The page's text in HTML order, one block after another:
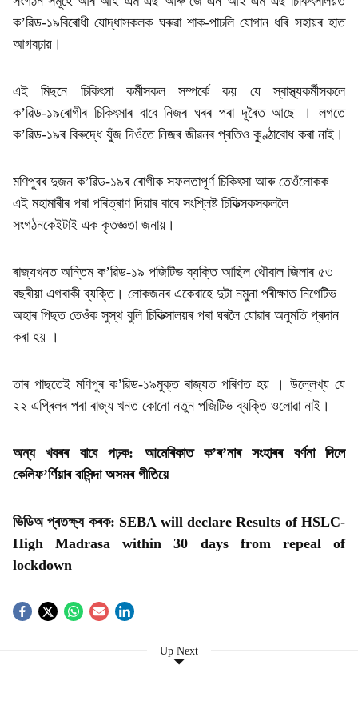
ক’ৱিড-১৯বিৰোধী যোদ্ধাসকলক ঘৰুৱা শাক-পাচলি যোগান ধৰি সহায়ৰ হাত
আগবঢ়ায়।
এই মিছনে চিকিৎসা কৰ্মীসকল সম্পৰ্কে কয় যে স্বাস্থ্যকৰ্মীসকলে
ক’ৱিড-১৯ৰোগীৰ চিকিৎসাৰ বাবে নিজৰ ঘৰৰ পৰা দূৰৈত আছে । লগতে
ক’ৱিড-১৯ৰ বিৰুদ্ধে যুঁজ দিওঁতে নিজৰ জীৱনৰ প্ৰতিও কুণ্ঠাবোধ কৰা নাই।
মণিপুৰৰ দুজন ক’ৱিড-১৯ৰ ৰোগীক সফলতাপূৰ্ণ চিকিৎসা আৰু তেওঁলোকক
এই মহামাৰীৰ পৰা পৰিত্ৰাণ দিয়াৰ বাবে সংশ্লিষ্ট চিকিত্সকসকললৈ
সংগঠনকেইটাই এক কৃতজ্ঞতা জনায়।
ৰাজ্যখনত অন্তিম ক’ৱিড-১৯ পজিটিভ ব্যক্তি আছিল থৌবাল জিলাৰ ৫৩
বছৰীয়া এগৰাকী ব্যক্তি। লোকজনৰ একেৰাহে দুটা নমুনা পৰীক্ষাত নিগেটিভ
অহাৰ পিছত তেওঁক সুস্থ বুলি চিকিত্সালয়ৰ পৰা ঘৰলৈ যোৱাৰ অনুমতি প্ৰদান
কৰা হয় ।
তাৰ পাছতেই মণিপুৰ ক’ৱিড-১৯মুক্ত ৰাজ্যত পৰিণত হয় । উল্লেখ্য যে
২২ এপ্ৰিলৰ পৰা ৰাজ্য খনত কোনো নতুন পজিটিভ ব্যক্তি ওলোৱা নাই।
অন্য খবৰৰ বাবে পঢ়ক: আমেৰিকাত ক’ৰ’নাৰ সংহাৰৰ বৰ্ণনা দিলে
কেলিফ’ৰ্ণিয়াৰ বাসিন্দা অসমৰ গীতিয়ে
ভিডিঅ প্ৰতক্ষ্য কৰক: SEBA will declare Results of HSLC-
High Madrasa within 30 days from repeal of
lockdown
Up Next